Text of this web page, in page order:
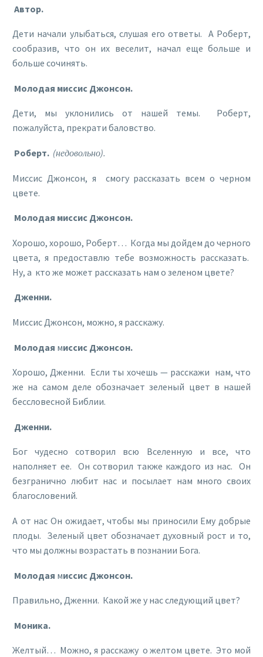
Автор.
Дети начали улыбаться, слушая его ответы. А Роберт,
сообразив, что он их веселит, начал еще больше и
больше сочинять.
Молодая миссис Джонсон.
Дети, мы уклонились от нашей темы. Роберт,
пожалуйста, прекрати баловство.
Роберт. (недовольно).
Миссис Джонсон, я смогу рассказать всем о черном
цвете.
Молодая миссис Джонсон.
Хорошо, хорошо, Роберт… Когда мы дойдем до черного
цвета, я предоставлю тебе возможность рассказать.
Ну, а кто же может рассказать нам о зеленом цвете?
Дженни.
Миссис Джонсон, можно, я расскажу.
Молодая миссис Джонсон.
Хорошо, Дженни. Если ты хочешь — расскажи нам, что
же на самом деле обозначает зеленый цвет в нашей
бессловесной Библии.
Дженни.
Бог чудесно сотворил всю Вселенную и все, что
наполняет ее. Он сотворил также каждого из нас. Он
безгранично любит нас и посылает нам много своих
благословений.
А от нас Он ожидает, чтобы мы приносили Ему добрые
плоды. Зеленый цвет обозначает духовный рост и то,
что мы должны возрастать в познании Бога.
Молодая миссис Джонсон.
Правильно, Дженни. Какой же у нас следующий цвет?
Моника.
Желтый… Можно, я расскажу о желтом цвете. Это мой